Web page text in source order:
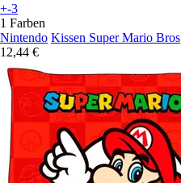
+-3
1 Farben
Nintendo Kissen Super Mario Bros
12,44 €